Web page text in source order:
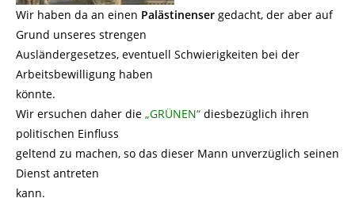
Wir haben da an einen Palästinenser gedacht, der aber auf
Grund unseres strengen
Ausländergesetzes, eventuell Schwierigkeiten bei der
Arbeitsbewilligung haben
könnte.
Wir ersuchen daher die „GRÜNEN“ diesbezüglich ihren
politischen Einfluss
geltend zu machen, so das dieser Mann unverzüglich seinen
Dienst antreten
kann.